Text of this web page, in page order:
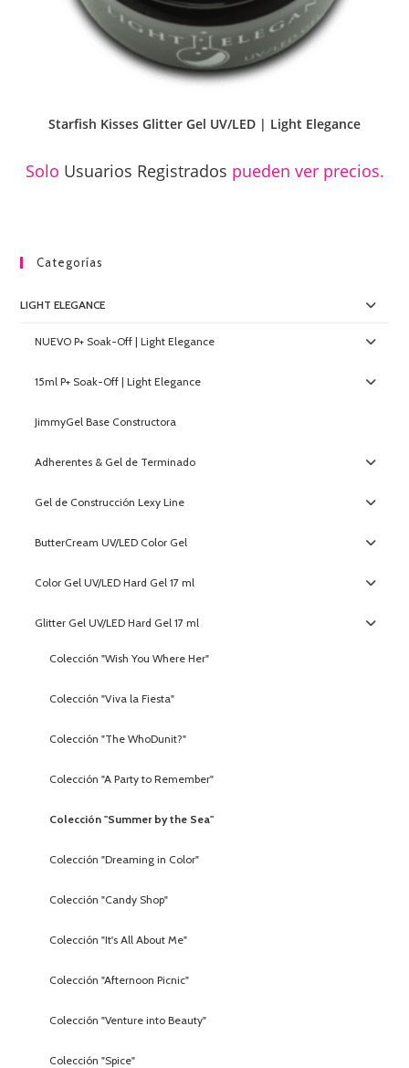
Starfish Kisses Glitter Gel UV/LED | Light Elegance
Solo Usuarios Registrados pueden ver precios.
Categorías
LIGHT ELEGANCE
NUEVO P+ Soak-Off | Light Elegance
15ml P+ Soak-Off | Light Elegance
JimmyGel Base Constructora
Adherentes & Gel de Terminado
Gel de Construcción Lexy Line
ButterCream UV/LED Color Gel
Color Gel UV/LED Hard Gel 17 ml
Glitter Gel UV/LED Hard Gel 17 ml
Colección "Wish You Where Her"
Colección "Viva la Fiesta"
Colección "The WhoDunit?"
Colección "A Party to Remember"
Colección "Summer by the Sea"
Colección "Dreaming in Color"
Colección "Candy Shop"
Colección "It's All About Me"
Colección "Afternoon Picnic"
Colección "Venture into Beauty"
Colección "Spice"